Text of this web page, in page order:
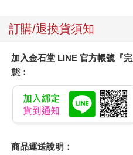
訂購/退換貨須知
加入金石堂 LINE 官方帳號『
態：
商品運送說明：